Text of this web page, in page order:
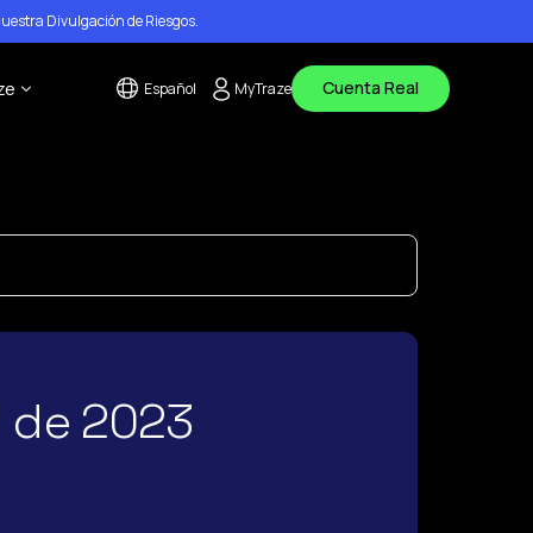
Divulgación de Riesgos.
Español MyTraze Cuenta Real
de 2023